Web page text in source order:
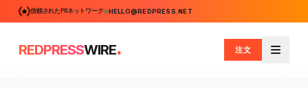
信頼されたPRネットワーク HELLO@REDPRESS.NET
REDPRESSWIRE. 注文
メニ